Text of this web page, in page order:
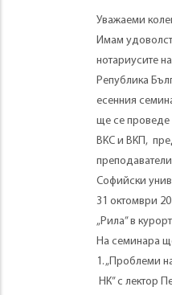
Уважаеми
Имам
нотариусите
Република
есенния
ще се проведе
ВКС и ВКП,
Софийски
31 октомври
„Рила” в
На семинара
1. „Проблеми
НК” с лектор